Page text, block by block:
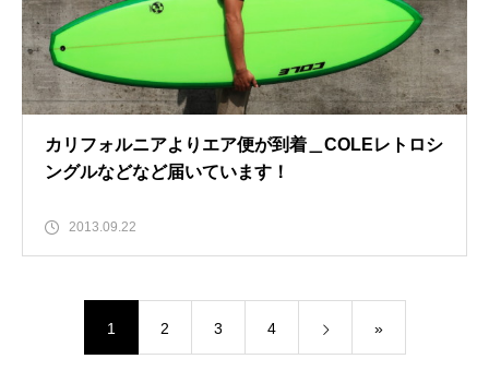
カリフォルニアよりエア便が到着＿COLEレトロシ
ングルなどなど届いています！
2013.09.22
1 2 3 4 »